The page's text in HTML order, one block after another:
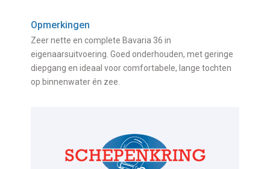
Opmerkingen
Zeer nette en complete Bavaria 36 in
eigenaarsuitvoering. Goed onderhouden, met geringe
diepgang en ideaal voor comfortabele, lange tochten
op binnenwater én zee.